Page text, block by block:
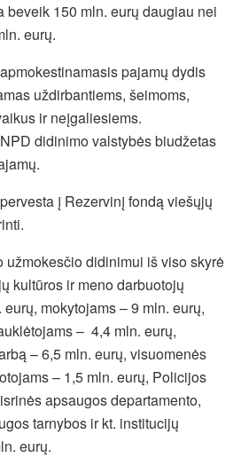
beveik 150 mln. eurų daugiau nei
eurų.
pajamų dydis
uždirbantiems, šeimoms,
ir neįgaliesiems.
didinimo valstybės biudžetas
į Rezervinį fondą viešųjų
užmokesčio didinimui iš viso skyrė
kultūros ir meno darbuotojų
mokytojams – 9 mln. eurų,
– 4,4 mln. eurų,
– 6,5 mln. eurų, visuomenės
– 1,5 mln. eurų, Policijos
apsaugos departamento,
tarnybos ir kt. institucijų
eurų.